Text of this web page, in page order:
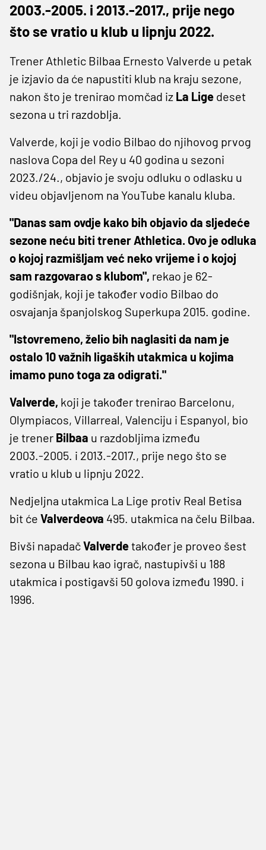
2003.-2005. i 2013.-2017., prije nego
što se vratio u klub u lipnju 2022.
Trener Athletic Bilbaa Ernesto Valverde u petak
je izjavio da će napustiti klub na kraju sezone,
nakon što je trenirao momčad iz La Lige deset
sezona u tri razdoblja.
Valverde, koji je vodio Bilbao do njihovog prvog
naslova Copa del Rey u 40 godina u sezoni
2023./24., objavio je svoju odluku o odlasku u
videu objavljenom na YouTube kanalu kluba.
"Danas sam ovdje kako bih objavio da sljedeće
sezone neću biti trener Athletica. Ovo je odluka
o kojoj razmišljam već neko vrijeme i o kojoj
sam razgovarao s klubom", rekao je 62-
godišnjak, koji je također vodio Bilbao do
osvajanja španjolskog Superkupa 2015. godine.
"Istovremeno, želio bih naglasiti da nam je
ostalo 10 važnih ligaških utakmica u kojima
imamo puno toga za odigrati."
Valverde, koji je također trenirao Barcelonu,
Olympiacos, Villarreal, Valenciju i Espanyol, bio
je trener Bilbaa u razdobljima između
2003.-2005. i 2013.-2017., prije nego što se
vratio u klub u lipnju 2022.
Nedjeljna utakmica La Lige protiv Real Betisa
bit će Valverdeova 495. utakmica na čelu Bilbaa.
Bivši napadačValverdetakođer je proveo šest
sezona u Bilbau kao igrač, nastupivši u 188
utakmica i postigavši ​​50 golova između 1990. i
1996.